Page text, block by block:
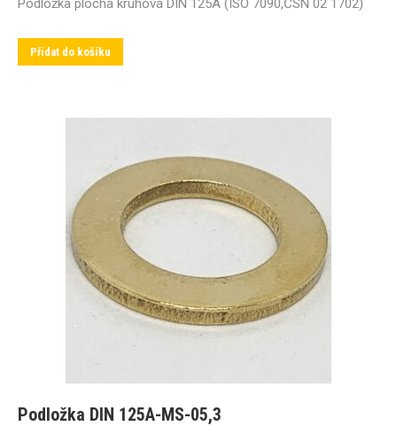
Podložka plochá kruhová DIN 125A (ISO 7090,ČSN 02 1702)
Přidat do košíku
Podložka DIN 125A-MS-05,3